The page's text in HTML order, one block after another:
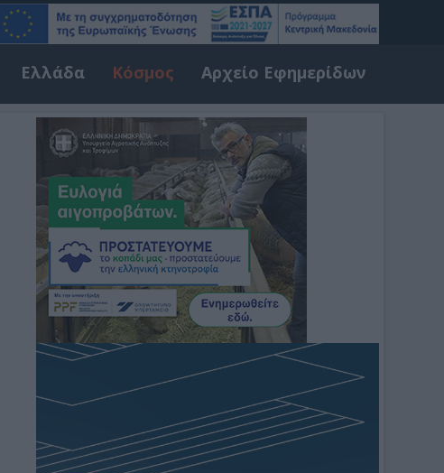
Ελλάδα Κόσμος Αρχείο Εφημερίδων